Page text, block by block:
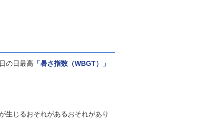
の日最高 「暑さ指数（WBGT）」
生じるおそれがあるおそれがあり